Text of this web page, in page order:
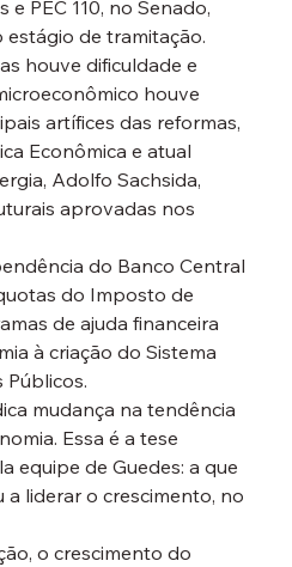
PEC 110, no Senado,
de tramitação.
houve dificuldade e
houve
artífices das reformas,
Econômica e atual
Adolfo Sachsida,
aprovadas nos
do Banco Central
do Imposto de
de ajuda financeira
à criação do Sistema
Públicos.
mudança na tendência
Essa é a tese
equipe de Guedes: a que
liderar o crescimento, no
o crescimento do